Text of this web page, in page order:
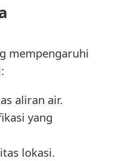
mempengaruhi
aliran air.
yang
lokasi.